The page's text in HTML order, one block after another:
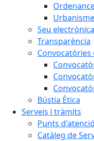
Urbanisme
Seu electrònica
Transparència
Convocatòries
Bústia Ètica
Serveis i tràmits
Punts
Catàleg de